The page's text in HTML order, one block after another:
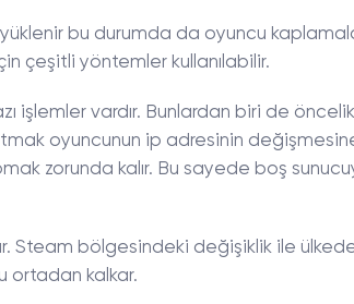
bu durumda da oyuncu
çeşitli yöntemler kullanılabilir.
işlemler vardır. Bunlardan biri de
oyuncunun ip adresinin
zorunda kalır. Bu sayede boş
Steam bölgesindeki değişiklik ile
ortadan kalkar.